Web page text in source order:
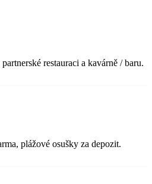
restauraci a kavárně / baru.
plážové osušky za depozit.